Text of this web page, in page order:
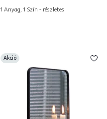
1 Anyag, 1 Szín - részletes
Akció